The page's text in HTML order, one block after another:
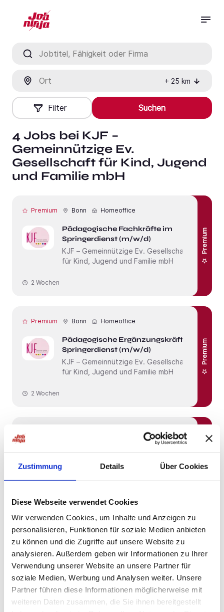
Zustimmung Details Über Cookies
Diese Webseite verwendet Cookies
Wir verwenden Cookies, um Inhalte und Anzeigen zu
personalisieren, Funktionen für soziale Medien anbieten
zu können und die Zugriffe auf unsere Website zu
analysieren. Außerdem geben wir Informationen zu Ihrer
Verwendung unserer Website an unsere Partner für
soziale Medien, Werbung und Analysen weiter. Unsere
Partner führen diese Informationen möglicherweise mit
weiteren Daten zusammen, die Sie ihnen bereitgestellt
+ 25 km
Filter Suchen
4 Jobs bei KJF –
Gemeinnützige Ev.
Gesellschaft für Kind, Jugend
und Familie mbH
Premium Bonn Homeoffice
Pädagogische Fachkräfte im
Springerdienst (m/w/d)
KJF – Gemeinnützige Ev. Gesellschaft
für Kind, Jugend und Familie mbH
Premium
2 Wochen
Premium Bonn Homeoffice
Pädagogische Ergänzungskräfte im
Springerdienst (m/w/d)
KJF – Gemeinnützige Ev. Gesellschaft
für Kind, Jugend und Familie mbH
Premium
2 Wochen
KJF – Gemeinnützige Ev. Gesellschaft
Premium
Premium Bonn-Bad Godesberg Homeoffice
Kita-Leitung (m/w/d)
KJF – Gemeinnützige Ev. Gesellschaft
für Kind, Jugend und Familie mbH
Premium
4 Wochen